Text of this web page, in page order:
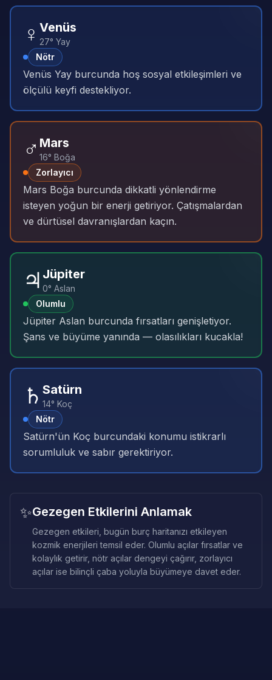
♀️ Venüs
27° Yay
Nötr
Venüs Yay burcunda hoş sosyal etkileşimleri ve
ölçülü keyfi destekliyor.
♂️ Mars
16° Boğa
Zorlayıcı
Mars Boğa burcunda dikkatli yönlendirme
isteyen yoğun bir enerji getiriyor. Çatışmalardan
ve dürtüsel davranışlardan kaçın.
♃ Jüpiter
0° Aslan
Olumlu
Jüpiter Aslan burcunda fırsatları genişletiyor.
Şans ve büyüme yanında — olasılıkları kucakla!
♄ Satürn
14° Koç
Nötr
Satürn'ün Koç burcundaki konumu istikrarlı
sorumluluk ve sabır gerektiriyor.
✨Gezegen Etkilerini Anlamak
Gezegen etkileri, bugün burç haritanızı etkileyen
kozmik enerjileri temsil eder. Olumlu açılar fırsatlar ve
kolaylık getirir, nötr açılar dengeyi çağırır, zorlayıcı
açılar ise bilinçli çaba yoluyla büyümeye davet eder.